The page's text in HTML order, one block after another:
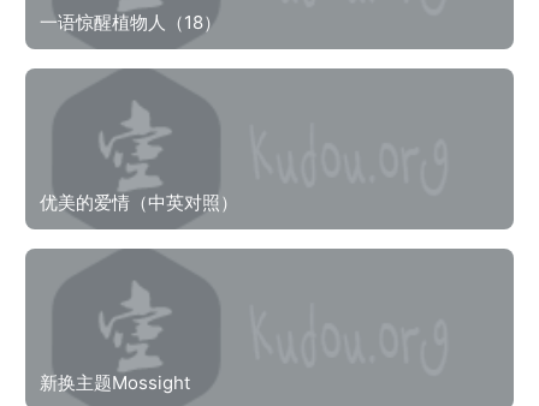
一语惊醒植物人（18）
优美的爱情（中英对照）
新换主题Mossight